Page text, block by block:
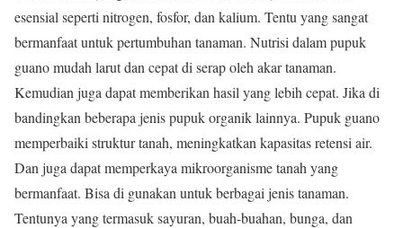
esensial seperti nitrogen, fosfor, dan kalium. Tentu yang sangat
bermanfaat untuk pertumbuhan tanaman. Nutrisi dalam pupuk
guano mudah larut dan cepat di serap oleh akar tanaman.
Kemudian juga dapat memberikan hasil yang lebih cepat. Jika di
bandingkan beberapa jenis pupuk organik lainnya. Pupuk guano
memperbaiki struktur tanah, meningkatkan kapasitas retensi air.
Dan juga dapat memperkaya mikroorganisme tanah yang
bermanfaat. Bisa di gunakan untuk berbagai jenis tanaman.
Tentunya yang termasuk sayuran, buah-buahan, bunga, dan